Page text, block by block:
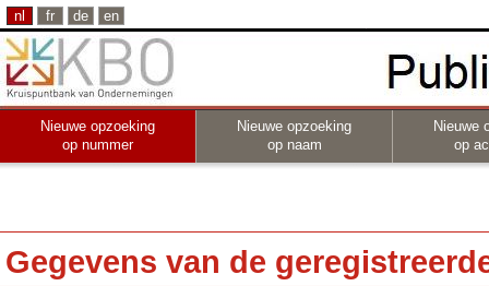
nl fr de en
Nieuwe opzoeking
op nummer
Nieuwe opzoeking
op naam
Nieuwe
op
Gegevens van de